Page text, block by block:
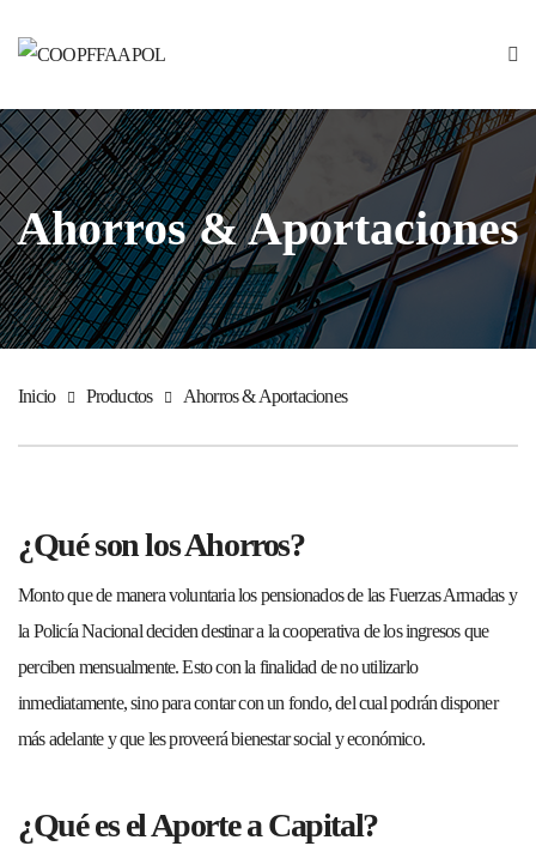
Ahorros & Aportaciones
Inicio Productos Ahorros & Aportaciones
¿Qué son los Ahorros?
Monto que de manera voluntaria los pensionados de las Fuerzas Armadas y
la Policía Nacional deciden destinar a la cooperativa de los ingresos que
perciben mensualmente. Esto con la finalidad de no utilizarlo
inmediatamente, sino para contar con un fondo, del cual podrán disponer
más adelante y que les proveerá bienestar social y económico.
¿Qué es el Aporte a Capital?